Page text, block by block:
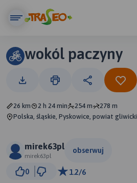
wokól paczyny
26 km 2 h 24 min 254 m
278 m
Polska, śląskie, Pyskowice, powiat gliwicki
mirek63pl
mirek63pl
obserwuj
0 1.2/6